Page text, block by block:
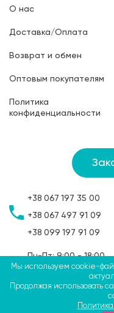
О нас
Доставка/Оплата
Возврат и обмен
Оптовым покупателям
Политика
конфиденциальности
+38 067 197 35 00
+38 067 497 91 09
+38 099 197 91 09
Пн-Пт: 9:00 - 18:00
Сб: 9:00 - 15:00
©2009-2026 ТМ
Мы используем cookie-
Продолжая использовать